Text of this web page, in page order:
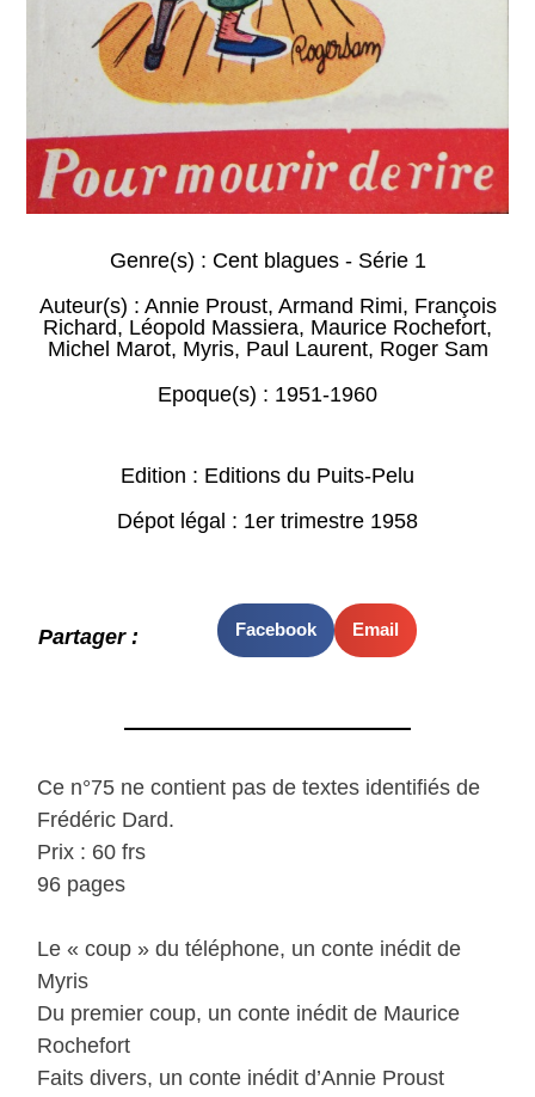
Genre(s) : Cent blagues - Série 1
Auteur(s) : Annie Proust, Armand Rimi, François
Richard, Léopold Massiera, Maurice Rochefort,
Michel Marot, Myris, Paul Laurent, Roger Sam
Epoque(s) : 1951-1960
Edition : Editions du Puits-Pelu
Dépot légal : 1er trimestre 1958
Partager : Facebook Email
Ce n°75 ne contient pas de textes identifiés de
Frédéric Dard.
Prix : 60 frs
96 pages
Le « coup » du téléphone, un conte inédit de
Myris
Du premier coup, un conte inédit de Maurice
Rochefort
Faits divers, un conte inédit d’Annie Proust